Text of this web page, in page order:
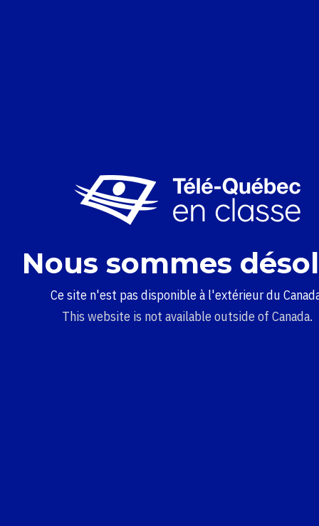
Nous sommes
Ce site n'est pas disponible à l'extérieur du
This website is not available outside of Canada.